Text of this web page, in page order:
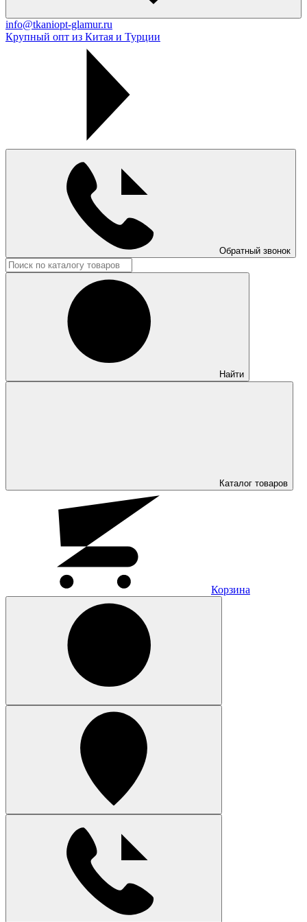
info@tkaniopt-glamur.ru
Крупный опт из Китая и Турции
Обратный звонок
Найти
Каталог товаров
Корзина